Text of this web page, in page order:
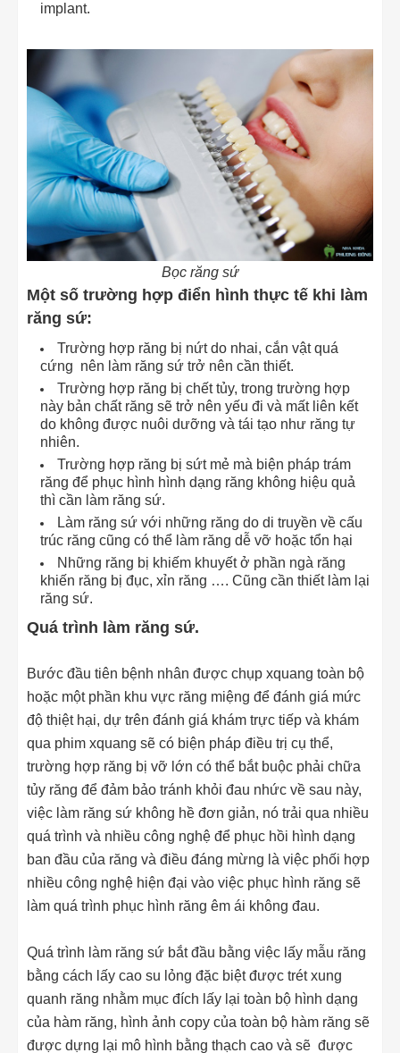
implant.
Bọc răng sứ
Một số trường hợp điển hình thực tế khi làm
răng sứ:
Trường hợp răng bị nứt do nhai, cắn vật quá
cứng nên làm răng sứ trở nên cần thiết.
Trường hợp răng bị chết tủy, trong trường hợp
này bản chất răng sẽ trở nên yếu đi và mất liên kết
do không được nuôi dưỡng và tái tạo như răng tự
nhiên.
Trường hợp răng bị sứt mẻ mà biện pháp trám
răng để phục hình hình dạng răng không hiệu quả
thì cần làm răng sứ.
Làm răng sứ với những răng do di truyền về cấu
trúc răng cũng có thể làm răng dễ vỡ hoặc tổn hại
Những răng bị khiếm khuyết ở phần ngà răng
khiến răng bị đục, xỉn răng …. Cũng cần thiết làm lại
răng sứ.
Quá trình làm răng sứ.
Bước đầu tiên bệnh nhân được chụp xquang toàn bộ
hoặc một phần khu vực răng miệng để đánh giá mức
độ thiệt hại, dự trên đánh giá khám trực tiếp và khám
qua phim xquang sẽ có biện pháp điều trị cụ thể,
trường hợp răng bị vỡ lớn có thể bắt buộc phải chữa
tủy răng để đảm bảo tránh khỏi đau nhức về sau này,
việc làm răng sứ không hề đơn giản, nó trải qua nhiều
quá trình và nhiều công nghệ để phục hồi hình dạng
ban đầu của răng và điều đáng mừng là việc phối hợp
nhiều công nghệ hiện đại vào việc phục hình răng sẽ
làm quá trình phục hình răng êm ái không đau.
Quá trình làm răng sứ bắt đầu bằng việc lấy mẫu răng
bằng cách lấy cao su lỏng đặc biệt được trét xung
quanh răng nhằm mục đích lấy lại toàn bộ hình dạng
của hàm răng, hình ảnh copy của toàn bộ hàm răng sẽ
được dựng lại mô hình bằng thạch cao và sẽ được